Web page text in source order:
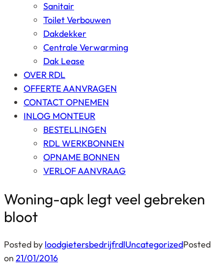
Sanitair
Toilet Verbouwen
Dakdekker
Centrale Verwarming
Dak Lease
OVER RDL
OFFERTE AANVRAGEN
CONTACT OPNEMEN
INLOG MONTEUR
BESTELLINGEN
RDL WERKBONNEN
OPNAME BONNEN
VERLOF AANVRAAG
Woning-apk legt veel gebreken
bloot
Posted by loodgietersbedrijfrdlUncategorizedPosted
on 21/01/2016